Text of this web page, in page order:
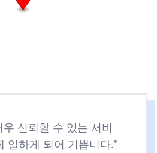
신뢰할 수 있는 서비
일하게 되어 기쁩니다."